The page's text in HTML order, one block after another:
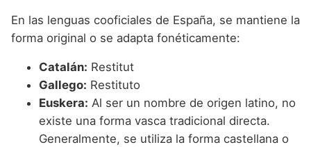
En las lenguas cooficiales de España, se mantiene la
forma original o se adapta fonéticamente:
Catalán: Restitut
Gallego: Restituto
Euskera: Al ser un nombre de origen latino, no
existe una forma vasca tradicional directa.
Generalmente, se utiliza la forma castellana o